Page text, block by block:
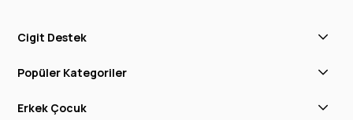
Cigit Destek
Popüler Kategoriler
Erkek Çocuk